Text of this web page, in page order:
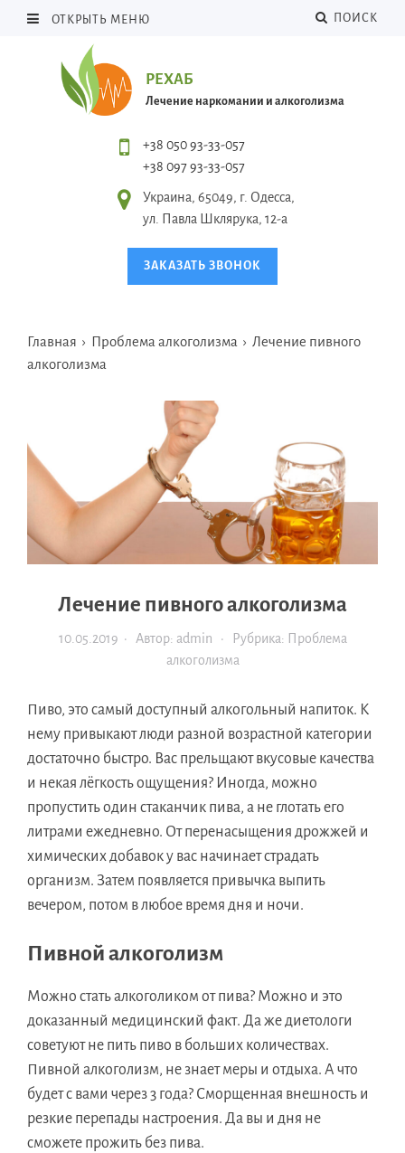
ОТКРЫТЬ МЕНЮ ПОИСК
РЕХАБ
Лечение наркомании и алкоголизма
+38 050 93-33-057
+38 097 93-33-057
Украина, 65049, г. Одесса,
ул. Павла Шклярука, 12-а
ЗАКАЗАТЬ ЗВОНОК
Главная › Проблема алкоголизма › Лечение пивного
алкоголизма
Лечение пивного алкоголизма
10.05.2019 · Автор: admin · Рубрика: Проблема
алкоголизма
Пиво, это самый доступный алкогольный напиток. К
нему привыкают люди разной возрастной категории
достаточно быстро. Вас прельщают вкусовые качества
и некая лёгкость ощущения? Иногда, можно
пропустить один стаканчик пива, а не глотать его
литрами ежедневно. От перенасыщения дрожжей и
химических добавок у вас начинает страдать
организм. Затем появляется привычка выпить
вечером, потом в любое время дня и ночи.
Пивной алкоголизм
Можно стать алкоголиком от пива? Можно и это
доказанный медицинский факт. Да же диетологи
советуют не пить пиво в больших количествах.
Пивной алкоголизм, не знает меры и отдыха. А что
будет с вами через 3 года? Сморщенная внешность и
резкие перепады настроения. Да вы и дня не
сможете прожить без пива.